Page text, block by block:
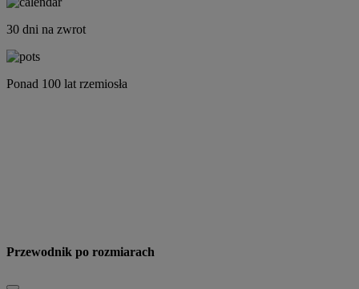
30 dni na zwrot
Ponad 100 lat rzemiosła
Przewodnik po rozmiarach